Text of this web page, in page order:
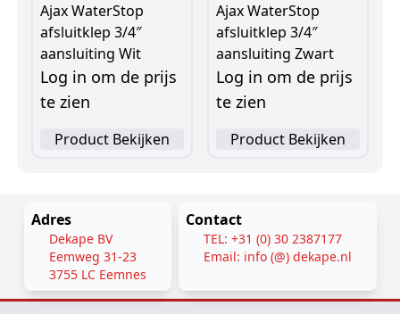
Ajax WaterStop
afsluitklep 3/4″
aansluiting Wit
Log in om de prijs
te zien
Product Bekijken
Ajax WaterStop
afsluitklep 3/4″
aansluiting Zwart
Log in om de prijs
te zien
Product Bekijken
Adres
Dekape BV
Eemweg 31-23
3755 LC Eemnes
Contact
TEL: +31 (0) 30 2387177
Email: info (@) dekape.nl